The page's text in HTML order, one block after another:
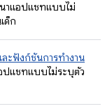
าแอปแชทแบบไม่
ด็ก
ละฟังก์ชันการทำงาน
แชทแบบไม่ระบุตัว